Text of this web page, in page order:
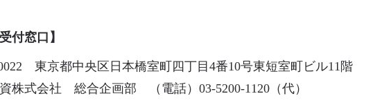
付窓口】
東京都中央区日本橋室町四丁目4番10号東短室町ビル11階
株式会社 総合企画部 （電話）03-5200-1120（代）